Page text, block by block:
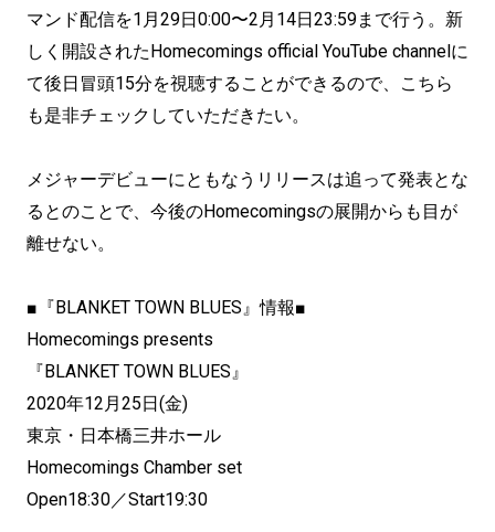
マンド配信を1月29日0:00〜2月14日23:59まで行う。新
しく開設されたHomecomings official YouTube channelに
て後日冒頭15分を視聴することができるので、こちら
も是非チェックしていただきたい。
メジャーデビューにともなうリリースは追って発表とな
るとのことで、今後のHomecomingsの展開からも目が
離せない。
■『BLANKET TOWN BLUES』情報■
Homecomings presents
『BLANKET TOWN BLUES』
2020年12月25日(金)
東京・日本橋三井ホール
Homecomings Chamber set
Open18:30／Start19:30